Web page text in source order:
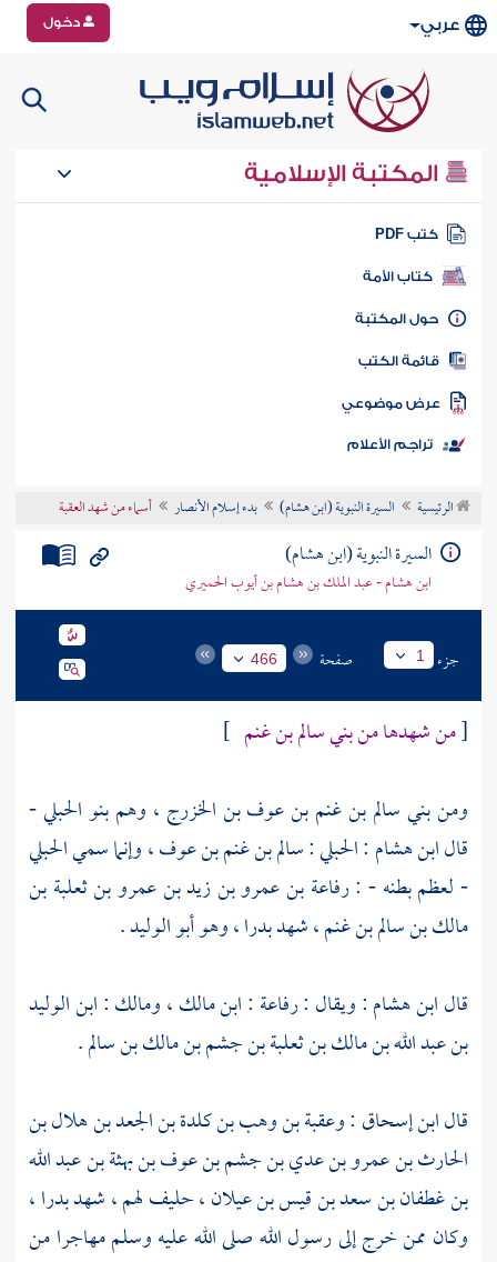
عربي دخول
المكتبة الإسلامية
كتب PDF
كتاب الأمة
المكتبة
الكتب
موضوعي
تراجم الأعلام
الرئيسية السيرة النبوية (ابن هشام) بدء إسلام الأنصار أسماء من شهد العقبة
السيرة النبوية (ابن هشام)
ابن هشام - عبد الملك بن هشام بن أيوب الحميري
جزء 1 صفحة 466
[من شهدها منبني سالم بن غنم ]
ومنبني سالم بن غنم بن عوف بن الخزرج ، وهمبنو الحبلي-
قالابن هشام :الحبلي : سالم بن غنم بن عوف، وإنما سميالحبلي
- لعظم بطنه - :رفاعة بن عمرو بن زيد بن عمرو بن ثعلبة بن
مالك بن سالم بن غنم، شهدبدرا، وهو أبو الوليد .
قالابن هشام: ويقال :رفاعة : ابن مالك،ومالك : ابن الوليد
بن عبد الله بن مالك بن ثعلبة بن جشم بن مالك بن سالم.
قالابن إسحاق :وعقبة بن وهب بن كلدة بن الجعد بن هلال بن
الحارث بن عمرو بن عدي بن جشم بن عوف بن بهثة بن عبد الله
بن غطفان بن سعد بن قيس بن عيلان، حليف لهم ، شهدبدرا،
وكان ممن خرج إلى رسول الله صلى الله عليه وسلم مهاجرا من